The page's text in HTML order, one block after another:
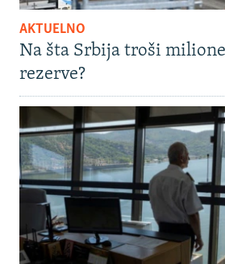
AKTUELNO
Na šta Srbija troši
rezerve?